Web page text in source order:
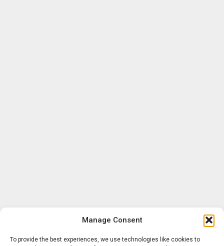
Manage Consent
To provide the best experiences, we use technologies like cookies to